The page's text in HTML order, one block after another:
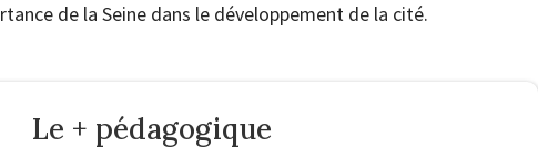
de la Seine dans le développement de la cité.
Le + pédagogique